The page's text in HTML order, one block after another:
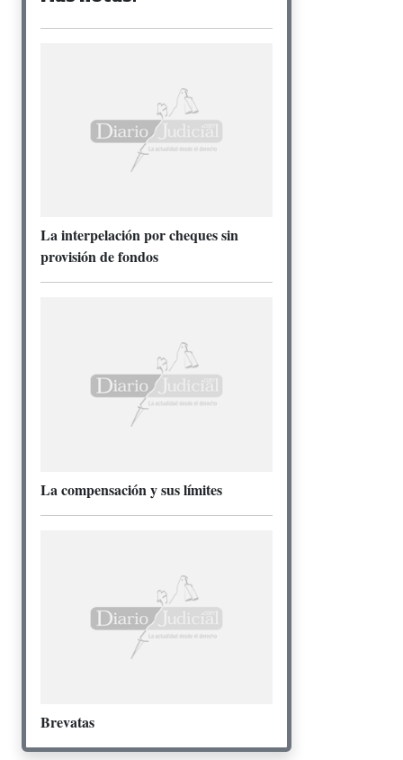
La interpelación por cheques sin
provisión de fondos
La compensación y sus límites
Brevatas